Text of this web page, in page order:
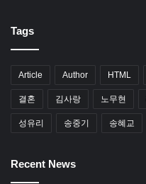
Tags
Article Author HTML
결혼 김사랑 노무현
성유리 송중기 송혜교
Recent News